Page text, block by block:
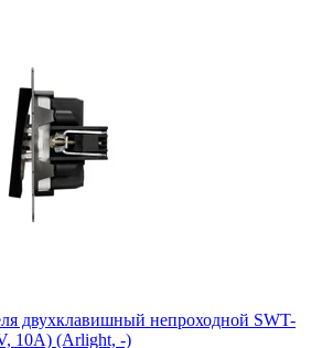
двухклавишный непроходной SWT-
10A) (Arlight, -)